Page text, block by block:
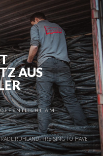
RUHLAND, FREISING TO HAVE
AUS
AM